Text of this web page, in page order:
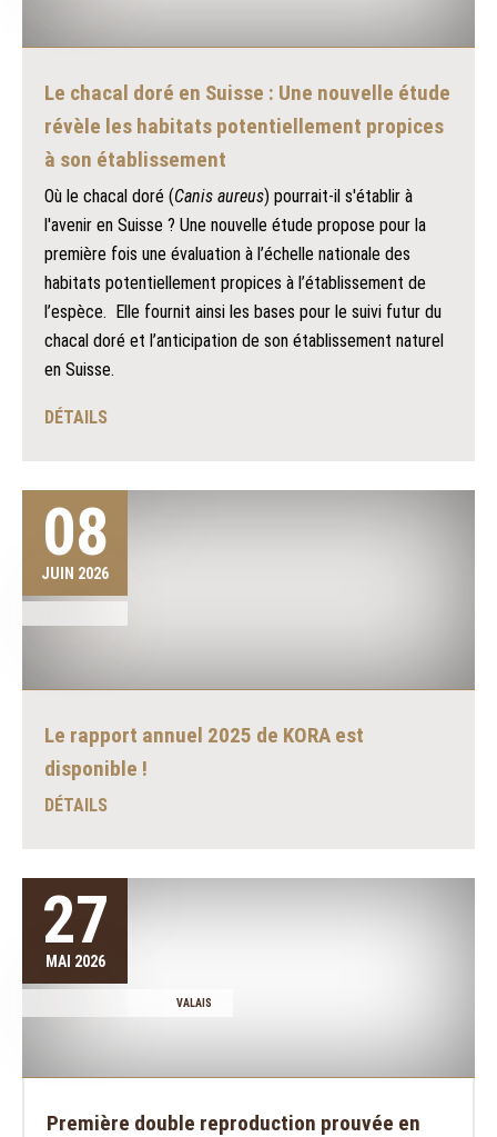
Le chacal doré en Suisse : Une nouvelle étude
révèle les habitats potentiellement propices
à son établissement
Où le chacal doré (Canis aureus) pourrait-il s'établir à
l'avenir en Suisse ? Une nouvelle étude propose pour la
première fois une évaluation à l’échelle nationale des
habitats potentiellement propices à l’établissement de
l’espèce. Elle fournit ainsi les bases pour le suivi futur du
chacal doré et l’anticipation de son établissement naturel
en Suisse.
DÉTAILS
08
JUIN 2026
Le rapport annuel 2025 de KORA est
disponible !
DÉTAILS
27
MAI 2026
VALAIS
Première double reproduction prouvée en